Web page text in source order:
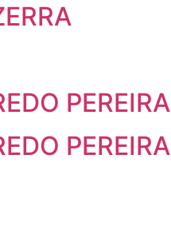
PEREIRA
PEREIRA